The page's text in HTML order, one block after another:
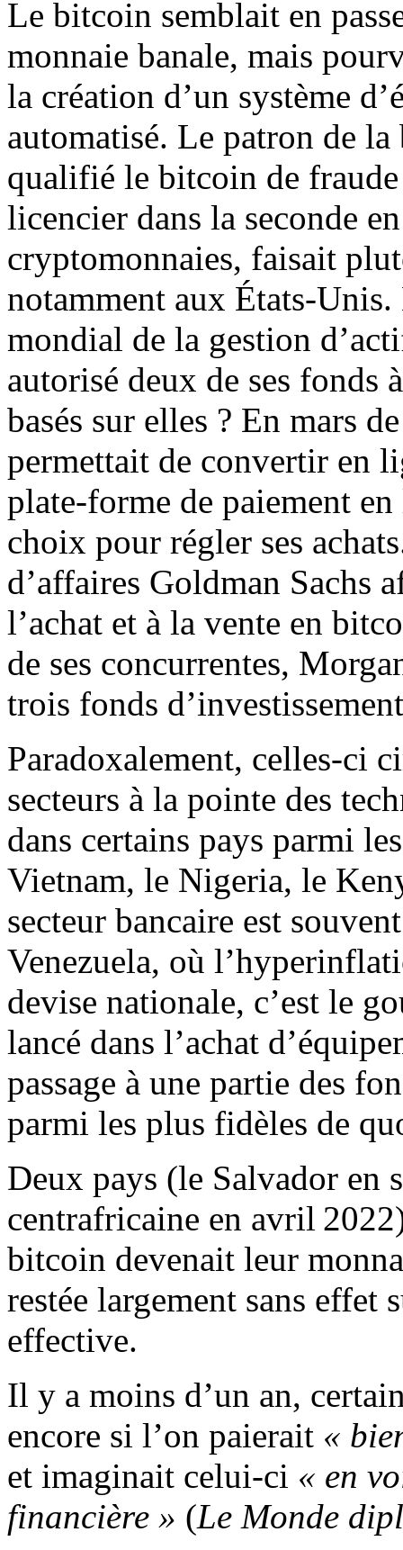
Le bitcoin semblait en
monnaie banale, mais
la création d’un système
automatisé. Le patron de
qualifié le bitcoin de fraude
licencier dans la seconde
cryptomonnaies, faisait
notamment aux États-
mondial de la gestion
autorisé deux de ses fonds
basés sur elles ? En mars
permettait de convertir en
plate-forme de paiement
choix pour régler ses
d’affaires Goldman Sachs
l’achat et à la vente en
de ses concurrentes,
trois fonds
Paradoxalement, celles-ci
secteurs à la pointe des
dans certains pays parmi
Vietnam, le Nigeria, le
secteur bancaire est
Venezuela, où
devise nationale, c’est le
lancé dans l’achat
passage à une partie des
parmi les plus fidèles de
Deux pays (le Salvador en
centrafricaine en avril
bitcoin devenait leur
restée largement sans
effective.
Il y a moins d’un an,
encore si l’on paierait «
et imaginait celui-ci « en
financière » (Le Monde